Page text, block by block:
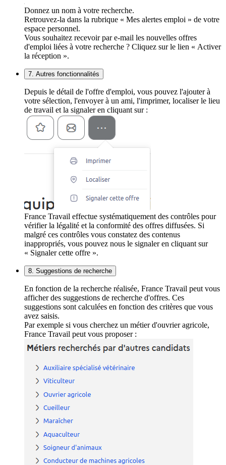
Donnez un nom à votre recherche.
Retrouvez-la dans la rubrique « Mes alertes emploi » de votre
espace personnel.
Vous souhaitez recevoir par e-mail les nouvelles offres
d'emploi liées à votre recherche ? Cliquez sur le lien « Activer
la réception ».
7. Autres fonctionnalités
Depuis le détail de l'offre d'emploi, vous pouvez l'ajouter à
votre sélection, l'envoyer à un ami, l'imprimer, localiser le lieu
de travail et la signaler en cliquant sur :
France Travail effectue systématiquement des contrôles pour
vérifier la légalité et la conformité des offres diffusées. Si
malgré ces contrôles vous constatez des contenus
inappropriés, vous pouvez nous le signaler en cliquant sur
« Signaler cette offre ».
8. Suggestions de recherche
En fonction de la recherche réalisée, France Travail peut vous
afficher des suggestions de recherche d'offres. Ces
suggestions sont calculées en fonction des critères que vous
avez saisis.
Par exemple si vous cherchez un métier d'ouvrier agricole,
France Travail peut vous proposer :